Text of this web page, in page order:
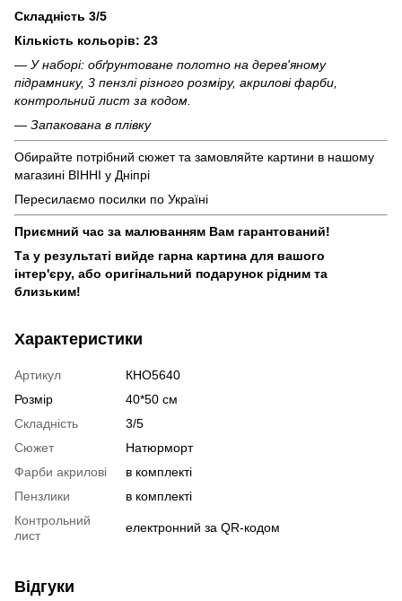
Складність 3/5
Кількість кольорів: 23
— У наборі: обґрунтоване полотно на дерев'яному
підрамнику, 3 пензлі різного розміру, акрилові фарби,
контрольний лист за кодом.
— Запакована в плівку
Обирайте потрібний сюжет та замовляйте картини в нашому
магазині ВІННІ у Дніпрі
Пересилаємо посилки по Україні
Приємний час за малюванням Вам гарантований!
Та у результаті вийде гарна картина для вашого
інтер'єру, або оригінальний подарунок рідним та
близьким!
Характеристики
Артикул
КНО5640
Розмір
40*50 см
Складність
3/5
Сюжет
Натюрморт
Фарби акрилові
в комплекті
Пензлики
в комплекті
Контрольний
лист
електронний за QR-кодом
Відгуки